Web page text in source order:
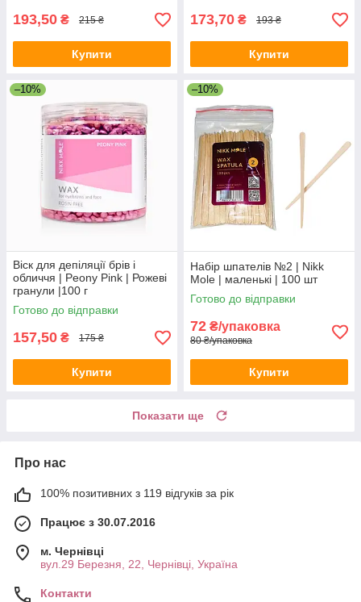
193,50 ₴ 215 ₴
Купити
173,70 ₴ 193 ₴
Купити
–10%
Віск для депіляції брів і
обличчя | Peony Pink | Рожеві
гранули |100 г
Готово до відправки
157,50 ₴ 175 ₴
Купити
–10%
Набір шпателів №2 | Nikk
Mole | маленькі | 100 шт
Готово до відправки
72 ₴/упаковка
80 ₴/упаковка
Купити
Показати ще
Про нас
100% позитивних з 119 відгуків за рік
Працює з 30.07.2016
м. Чернівці
вул.29 Березня, 22, Чернівці, Україна
Контакти